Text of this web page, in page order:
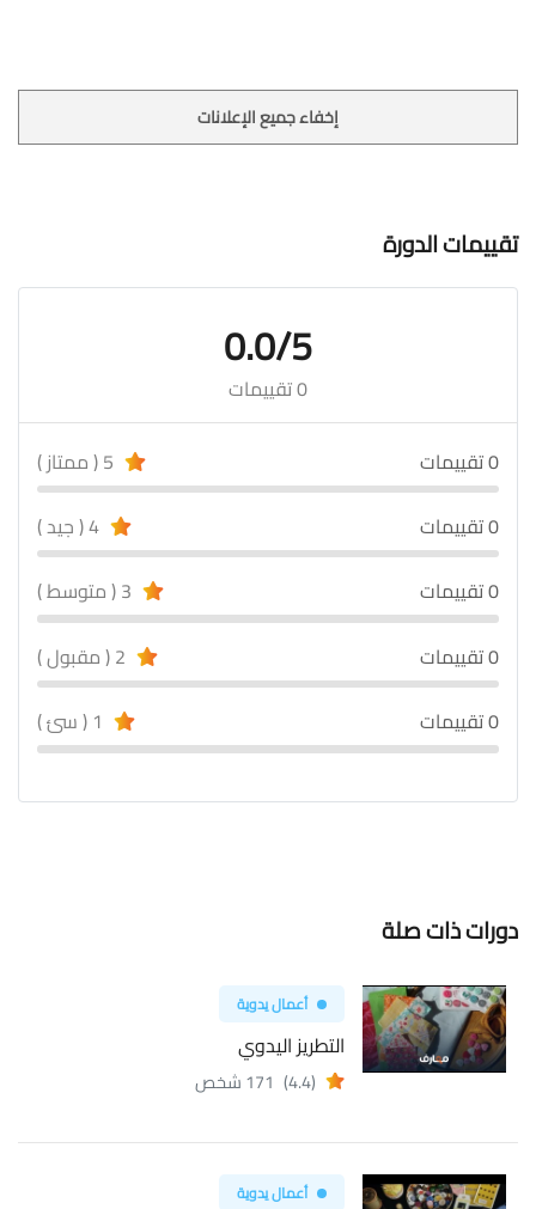
إخفاء جميع الإعلانات
تقييمات الدورة
0.0/5
0 تقييمات
0 تقييمات
0 تقييمات
0 تقييمات
0 تقييمات
0 تقييمات
دورات ذات صلة
أعمال يدوية
التطريز اليدوي
(4.4) 171 شخص
أعمال يدوية